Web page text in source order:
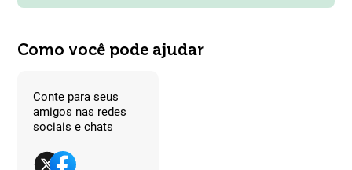
Como você pode ajudar
Conte para seus
amigos nas redes
sociais e chats